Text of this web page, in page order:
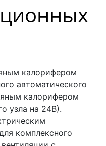
калорифером
автоматического
калорифером
узла на 24В).
комплексного